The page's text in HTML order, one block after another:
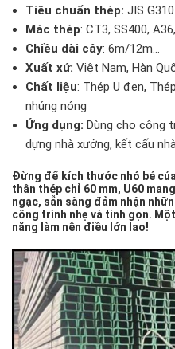
Tiêu chuẩn thép: JIS
Mác thép: CT3, SS400,
Chiều dài cây: 6m/12m…
Xuất xứ: Việt Nam, Hàn
Chất liệu: Thép U đen,
nhúng nóng
Ứng dụng: Dùng cho công
dựng nhà xưởng, kết cấu
Đừng để kích thước nhỏ bé
thân thép chỉ 60 mm, U60
ngạc, sẵn sàng đảm nhận
công trình nhẹ và tinh gọn.
năng làm nên điều lớn lao!